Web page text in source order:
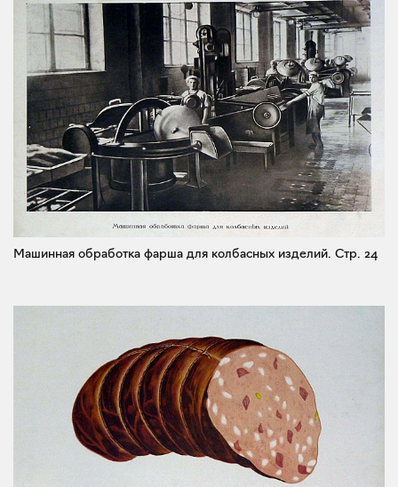
Машинная обработка фарша для колбасных изделий. Стр. 24